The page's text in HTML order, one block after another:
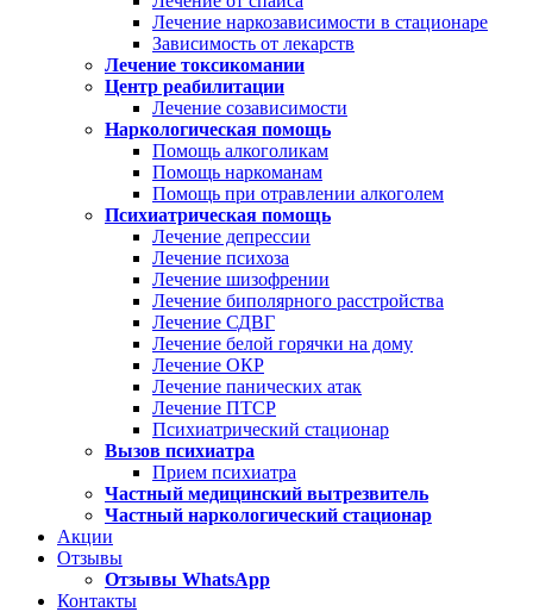
Лечение наркозависимости в стационаре
Зависимость от лекарств
Лечение токсикомании
Центр реабилитации
Лечение созависимости
Наркологическая помощь
Помощь алкоголикам
Помощь наркоманам
Помощь при отравлении алкоголем
Психиатрическая помощь
Лечение депрессии
Лечение психоза
Лечение шизофрении
Лечение биполярного расстройства
Лечение СДВГ
Лечение белой горячки на дому
Лечение ОКР
Лечение панических атак
Лечение ПТСР
Психиатрический стационар
Вызов психиатра
Прием психиатра
Частный медицинский вытрезвитель
Частный наркологический стационар
Акции
Отзывы
Отзывы WhatsApp
Контакты